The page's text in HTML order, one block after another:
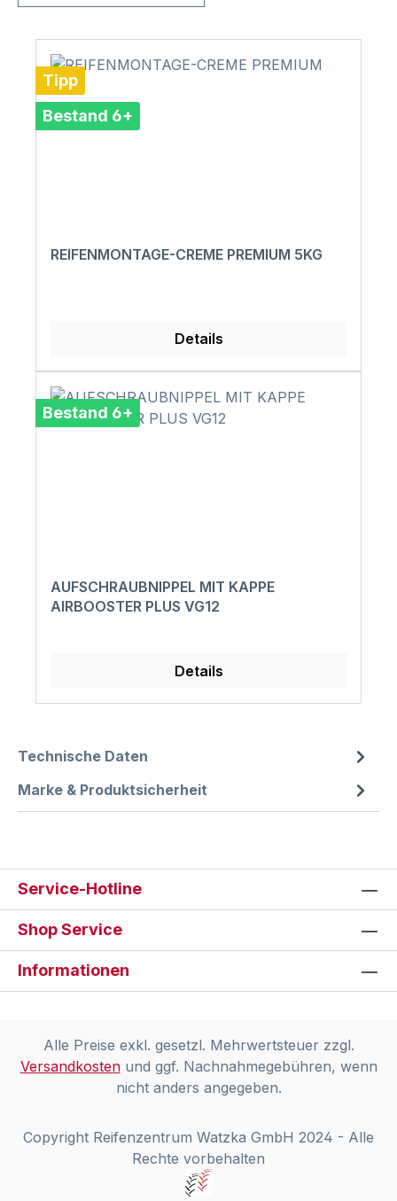
Tipp
Bestand 6+
REIFENMONTAGE-CREME PREMIUM 5KG
Details
Bestand 6+
AUFSCHRAUBNIPPEL MIT KAPPE
AIRBOOSTER PLUS VG12
Details
Technische Daten
Marke & Produktsicherheit
Service-Hotline
Shop Service
Informationen
Alle Preise exkl. gesetzl. Mehrwertsteuer zzgl.
Versandkostenund ggf. Nachnahmegebühren, wenn
nicht anders angegeben.
Copyright Reifenzentrum Watzka GmbH 2024 - Alle
Rechte vorbehalten